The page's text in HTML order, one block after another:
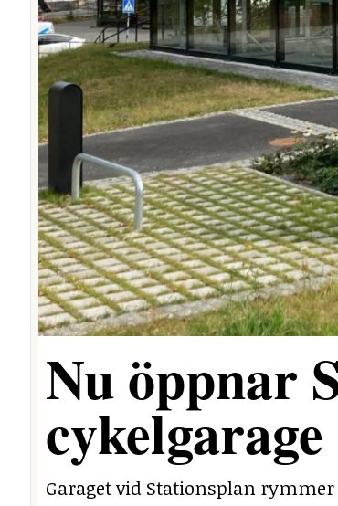
Nu öppnar
cykelgarage
Garaget vid Stationsplan